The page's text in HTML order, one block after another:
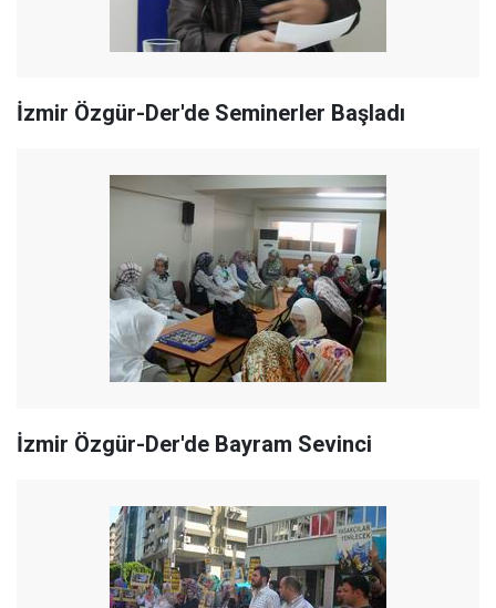
İzmir Özgür-Der'de Seminerler Başladı
İzmir Özgür-Der'de Bayram Sevinci